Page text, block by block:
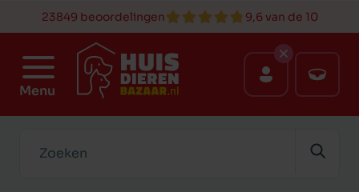
23849 beoordelingen 9,6 van de 10
Menu